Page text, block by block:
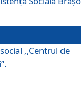
,,Centrul de